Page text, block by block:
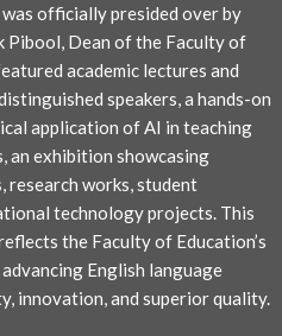
officially presided over by
Pibool, Dean of the Faculty of
academic lectures and
speakers, a hands-on
application of AI in teaching
an exhibition showcasing
research works, student
technology projects. This
the Faculty of Education’s
English language
innovation, and superior quality.